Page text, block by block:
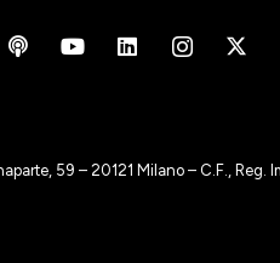
59 – 20121 Milano – C.F.,